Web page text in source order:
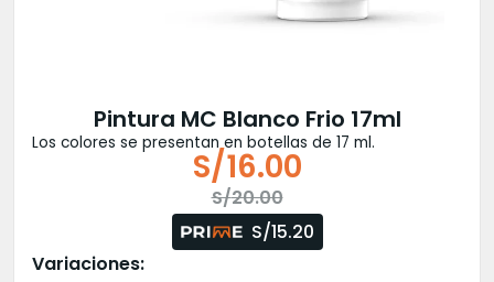
Pintura MC Blanco Frio 17ml
Los colores se presentan en botellas de 17 ml.
S/20.00
original
S/16.00
actual
S/15.20
Variaciones: